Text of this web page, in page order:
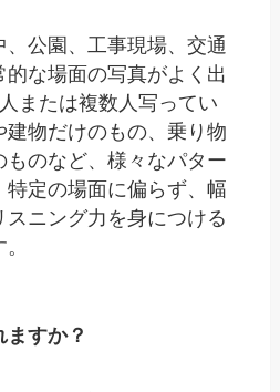
、公園、工事現場、交通
的な場面の写真がよく出
または複数人写ってい
建物だけのもの、乗り物
ものなど、様々なパター
特定の場面に偏らず、幅
スニング力を身につける
すか？